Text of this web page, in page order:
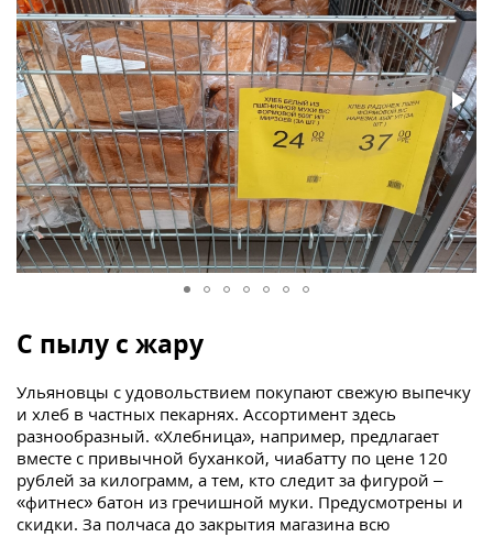
С пылу с жару
Ульяновцы с удовольствием покупают свежую выпечку
и хлеб в частных пекарнях. Ассортимент здесь
разнообразный. «Хлебница», например, предлагает
вместе с привычной буханкой, чиабатту по цене 120
рублей за килограмм, а тем, кто следит за фигурой –
«фитнес» батон из гречишной муки. Предусмотрены и
скидки. За полчаса до закрытия магазина всю